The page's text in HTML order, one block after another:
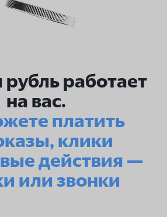
работает
на вас.
платить
клики
действия —
или звонки